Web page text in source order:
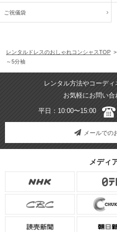
ご祝儀袋
レンタルドレスのおしゃれコンシャスTOP >
～5分袖
レンタル方法やコーデ
お気軽にお問い合
平日：10:00〜15:00
メールでの
メディ